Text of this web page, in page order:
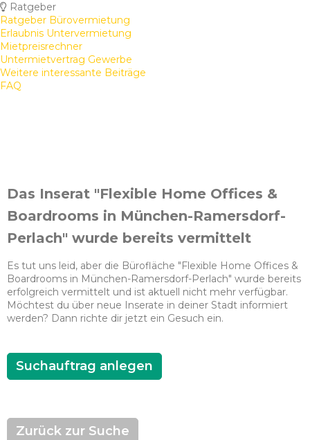
Ratgeber
Ratgeber Bürovermietung
Erlaubnis Untervermietung
Mietpreisrechner
Untermietvertrag Gewerbe
Weitere interessante Beiträge
FAQ
Das Inserat "Flexible Home Offices &
Boardrooms in München-Ramersdorf-
Perlach" wurde bereits vermittelt
Es tut uns leid, aber die Bürofläche "Flexible Home Offices &
Boardrooms in München-Ramersdorf-Perlach" wurde bereits
erfolgreich vermittelt und ist aktuell nicht mehr verfügbar.
Möchtest du über neue Inserate in deiner Stadt informiert
werden? Dann richte dir jetzt ein Gesuch ein.
Suchauftrag anlegen
Zurück zur Suche